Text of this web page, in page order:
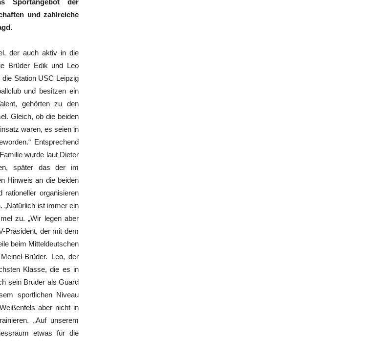
Sportangebot der
und zahlreiche
der auch aktiv in die
Brüder Edik und Leo
Station USC Leipzig
und besitzen ein
gehörten zu den
Gleich, ob die beiden
waren, es seien in
Entsprechend
wurde laut Dieter
später das der im
Hinweis an die beiden
organisieren
„Natürlich ist immer ein
zu. „Wir legen aber
Präsident, der mit dem
beim Mitteldeutschen
Brüder. Leo, der
Klasse, die es in
sein Bruder als Guard
sportlichen Niveau
aber nicht in
„Auf unserem
etwas für die